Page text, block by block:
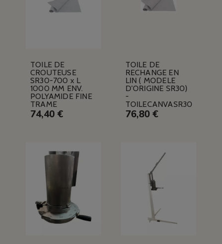
TOILE DE
CROUTEUSE
SR30-700 x L
1000 MM ENV.
POLYAMIDE FINE
TRAME
74,40 €
TOILE DE
RECHANGE EN
LIN ( MODELE
D'ORIGINE SR30)
-
TOILECANVASR30
76,80 €